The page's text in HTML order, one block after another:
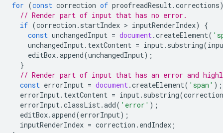
for (const correction of proofreadResult.corrections
// Render part of input that has no error.
if (correction . startIndex > inputRenderIndex)
{
const unchangedInput = document.createElement(
unchangedInput. textContent = input. substring(
editBox.append(unchangedInput);
}
// Render part of input that has an error and
const errorInput = document.createElement( 'span' );
errorInput. textContent = input. substring(correction
errorInput.classList.add( 'error' );
editBox.append(errorInput);
inputRenderIndex = correction . endIndex ;